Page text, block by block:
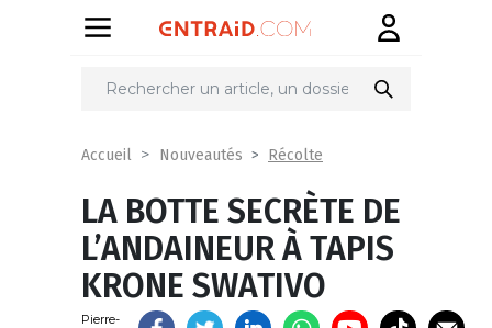
Partager
Accueil Nouveautés Récolte
LA BOTTE SECRÈTE DE
L’ANDAINEUR À TAPIS
KRONE SWATIVO
Pierre-